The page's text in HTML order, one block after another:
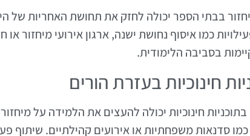
בבתי הספר יכולה לחזק את תחושת האחריות של
כמו איסוף נחושת ישנה, ארגון אירועי מיחזור
בסביבה הלימודית.
חינוכיות בעזרת הורים
חינוכיות יכולה להעצים את הלמידה על
כמו סדנאות משפחתיות או אירועים קהילתיים. שיתוף